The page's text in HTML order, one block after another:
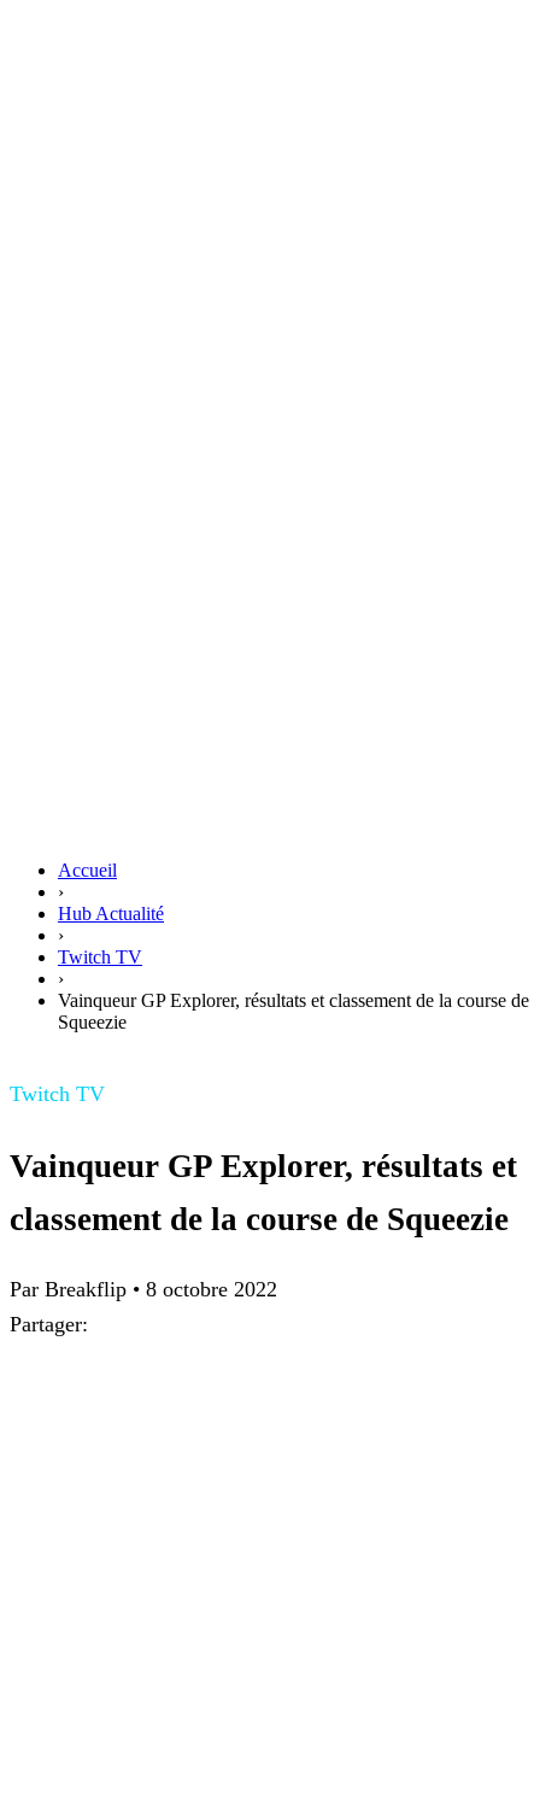
Accueil
›
Hub Actualité
›
Twitch TV
›
Vainqueur GP Explorer, résultats et classement de la course de
Squeezie
Twitch TV
Vainqueur GP Explorer, résultats et
classement de la course de Squeezie
Par Breakflip • 8 octobre 2022
Partager: